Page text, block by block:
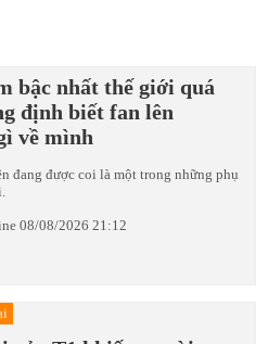
bậc nhất thế giới quá
định biết fan lên
về mình
đang được coi là một trong những phụ
08/08/2026 21:12